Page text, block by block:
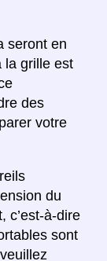
seront en
la grille est
des
votre
du
c’est-à-dire
sont